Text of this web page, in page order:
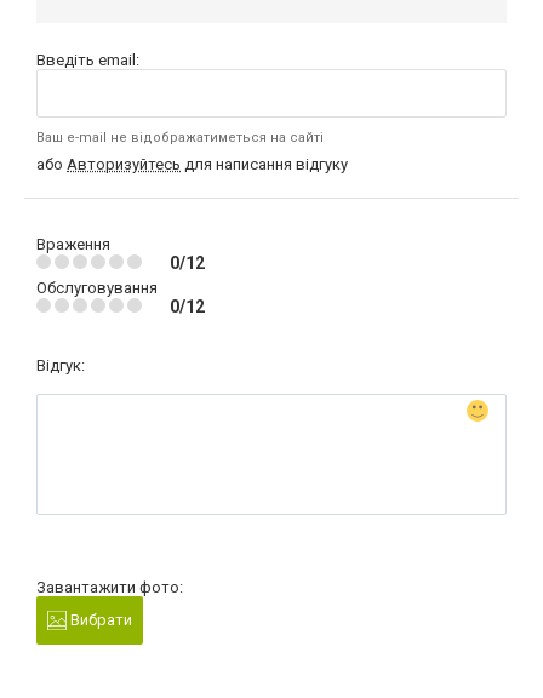
Введіть email:
Ваш e-mail не відображатиметься на сайті
або Авторизуйтесь для написання відгуку
Враження
0/12
Обслуговування
0/12
Відгук:
Завантажити фото:
Вибрати